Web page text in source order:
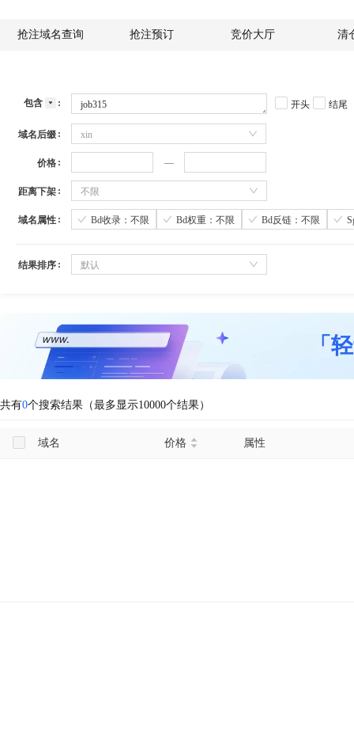
抢注域名查询 抢注预订 竞价大厅 清
包含 开头 结尾
域名后缀 xin
价格
距离下架 不限
域名属性 Bd收录：不限 Bd权重：不限 Bd反链：不限
结果排序 默认
「
共有0个搜索结果（最多显示10000个结果）
域名 价格 属性